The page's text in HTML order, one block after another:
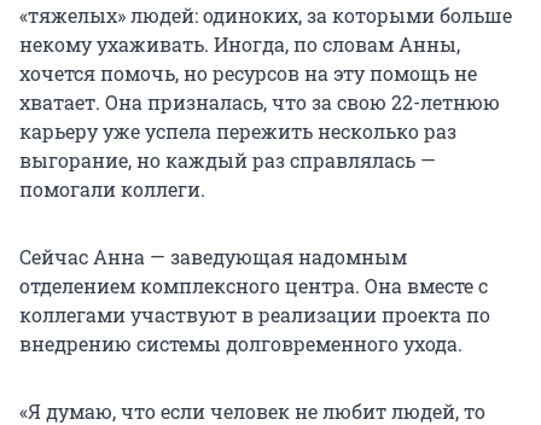
«тяжелых» людей: одиноких, за которыми больше
некому ухаживать. Иногда, по словам Анны,
хочется помочь, но ресурсов на эту помощь не
хватает. Она призналась, что за свою 22-летнюю
карьеру уже успела пережить несколько раз
выгорание, но каждый раз справлялась —
помогали коллеги.
Сейчас Анна — заведующая надомным
отделением комплексного центра. Она вместе с
коллегами участвуют в реализации проекта по
внедрению системы долговременного ухода.
«Я думаю, что если человек не любит людей, то